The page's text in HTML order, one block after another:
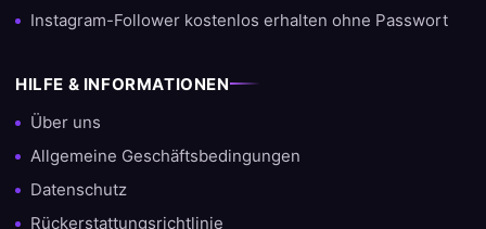
Instagram-Follower kostenlos erhalten ohne Passwort
HILFE & INFORMATIONEN
Über uns
Allgemeine Geschäftsbedingungen
Datenschutz
Rückerstattungsrichtlinie